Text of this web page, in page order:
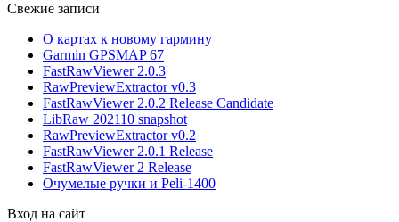
Свежие записи
О картах к новому гармину
Garmin GPSMAP 67
FastRawViewer 2.0.3
RawPreviewExtractor v0.3
FastRawViewer 2.0.2 Release Candidate
LibRaw 202110 snapshot
RawPreviewExtractor v0.2
FastRawViewer 2.0.1 Release
FastRawViewer 2 Release
Очумелые ручки и Peli-1400
Вход на сайт